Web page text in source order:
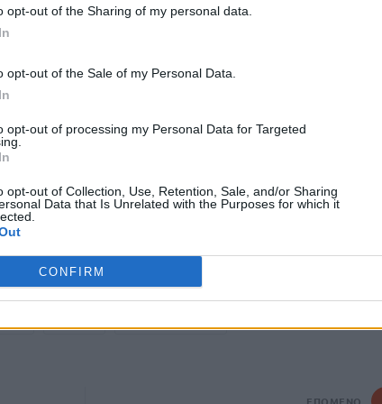
opt-out of the Sharing of my personal data.
opt-out of the Sale of my Personal Data.
opt-out of processing my Personal Data for Targeted
opt-out of Collection, Use, Retention, Sale, and/or Sharing
Data that Is Unrelated with the Purposes for which it
CONFIRM
Μολονότι το Λασίθι είναι ο νομός εκείνος που
έχω μπει και λίγο στο επίκεντρο αυτή της συζήτησης,
είναι ένα έργο από το οποίο αφιστάμεθα είναι ένα έργο το
και νομίζω ότι
ώστε να μπορέσουμε να βρούμε χρηματοδοτικά
υπολείπεται και το οποίο βεβαίως πρέπει και εκείνο να
πλευρά του ο
πολύ θετικών εξελίξεων για το Λασίθι» – Στον Άγιο
κλιμάκιο